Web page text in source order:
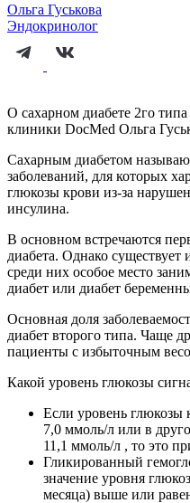
Ольга Гуськова
Эндокринолог
О сахарном диабете 2го
клиники DocMed Ольга
Сахарным диабетом
заболеваний, для которых
глюкозы крови из-за
инсулина.
В основном встречаются
диабета. Однако существует
среди них особое место
диабет или диабет
Основная доля
диабет второго типа. Чаще
пациенты с избыточным
Какой уровень глюкозы
Если уровень
7,0 ммоль/л или в
11,1 ммоль/л , то это
Гликированный
значение уровня
месяца) выше или